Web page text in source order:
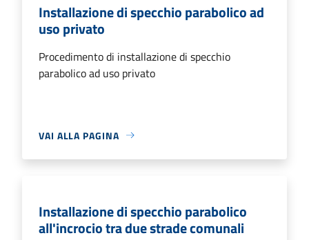
Installazione di specchio parabolico ad
uso privato
Procedimento di installazione di specchio
parabolico ad uso privato
VAI ALLA PAGINA
Installazione di specchio parabolico
all'incrocio tra due strade comunali